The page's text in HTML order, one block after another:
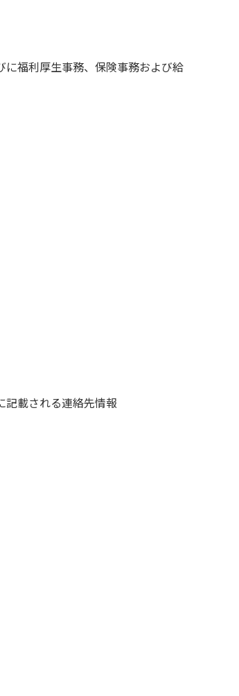
福利厚生事務、保険事務および給
記載される連絡先情報